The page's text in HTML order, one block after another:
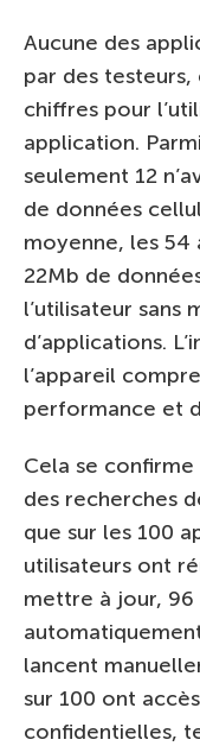
Aucune des
par des
chiffres pour
application.
seulement 12
de données
moyenne, les 54
22Mb de
l’utilisateur sans
d’applications.
l’appareil
performance et
Cela se
des recherches
que sur les 100
utilisateurs ont
mettre à jour, 96
lancent
sur 100 ont
confidentielles,